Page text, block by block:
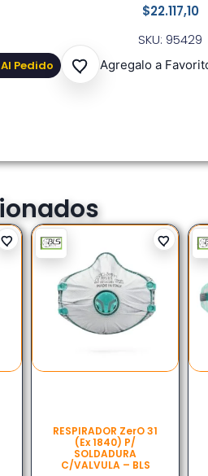
$22.117,10
SKU: 95429
Pedido Agregalo a
RESPIRADOR ZerO 31
(ex 1840) P/
SOLDADURA
C/VALVULA – BLS